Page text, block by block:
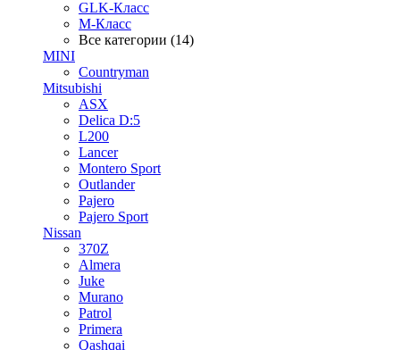
GLK-Класс
M-Класс
Все категории (14)
MINI
Countryman
Mitsubishi
ASX
Delica D:5
L200
Lancer
Montero Sport
Outlander
Pajero
Pajero Sport
Nissan
370Z
Almera
Juke
Murano
Patrol
Primera
Qashqai